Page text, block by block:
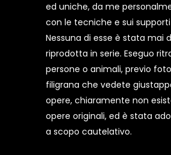
ed uniche, da me
con le tecniche e sui
Nessuna di esse è stata mai
riprodotta in serie. Eseguo
persone o animali, previo
filigrana che vedete
opere, chiaramente non
opere originali, ed è stata
a scopo cautelativo.